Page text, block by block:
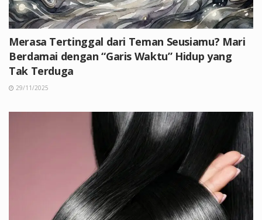
Merasa Tertinggal dari Teman Seusiamu? Mari
Berdamai dengan “Garis Waktu” Hidup yang
Tak Terduga
29/11/2025